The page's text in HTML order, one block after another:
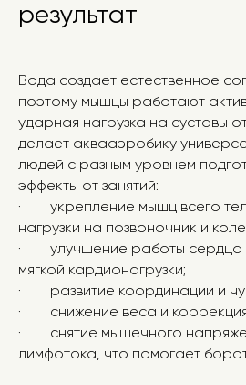
результат
Вода создает естественное
поэтому мышцы работают
ударная нагрузка на суставы
делает аквааэробику
людей с разным уровнем
эффекты от занятий:
· укрепление мышц всего
нагрузки на позвоночник и
· улучшение работы сердца
мягкой кардионагрузки;
· развитие координации и
· снижение веса и коррекция
· снятие мышечного
лимфотока, что помогает